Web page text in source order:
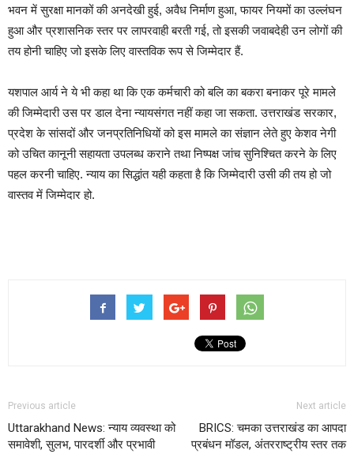
भवन में सुरक्षा मानकों की अनदेखी हुई, अवैध निर्माण हुआ, फायर नियमों का उल्लंघन
हुआ और प्रशासनिक स्तर पर लापरवाही बरती गई, तो इसकी जवाबदेही उन लोगों की
तय होनी चाहिए जो इसके लिए वास्तविक रूप से जिम्मेदार हैं.
यशपाल आर्य ने ये भी कहा था कि एक कर्मचारी को बलि का बकरा बनाकर पूरे मामले
की जिम्मेदारी उस पर डाल देना न्यायसंगत नहीं कहा जा सकता. उत्तराखंड सरकार,
प्रदेश के सांसदों और जनप्रतिनिधियों को इस मामले का संज्ञान लेते हुए केशव नेगी
को उचित कानूनी सहायता उपलब्ध कराने तथा निष्पक्ष जांच सुनिश्चित करने के लिए
पहल करनी चाहिए. न्याय का सिद्धांत यही कहता है कि जिम्मेदारी उसी की तय हो जो
वास्तव में जिम्मेदार हो.
Previous article
Uttarakhand News: न्याय व्यवस्था को
समावेशी, सुलभ, पारदर्शी और प्रभावी
Next article
BRICS: चमका उत्तराखंड का आपदा
प्रबंधन मॉडल, अंतरराष्ट्रीय स्तर तक